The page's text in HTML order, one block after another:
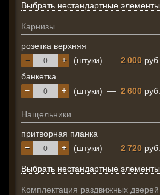
Выбрать нестандартные элементы
Карнизы
розетка верхняя
+
− (штуки) — 2 000 руб.
банкетка
+
− (штуки) — 2 600 руб.
Нащельники
притворная планка
+
− (штуки) — 2 720 руб.
Выбрать нестандартные элементы
Комплектация раздвижных дверей